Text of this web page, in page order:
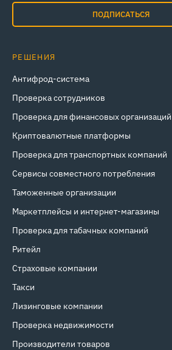
ПОДПИСАТЬСЯ
РЕШЕНИЯ
Антифрод-система
Проверка сотрудников
Проверка для финансовых организаций
Криптовалютные платформы
Проверка для транспортных компаний
Сервисы совместного потребления
Таможенные организации
Маркетплейсы и интернет‑магазины
Проверка для табачных компаний
Ритейл
Страховые компании
Такси
Лизинговые компании
Проверка недвижимости
Производители товаров